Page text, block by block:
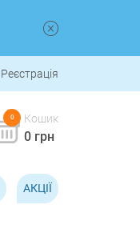
Реєстрація
0 Кошик
0 грн
АКЦІЇ